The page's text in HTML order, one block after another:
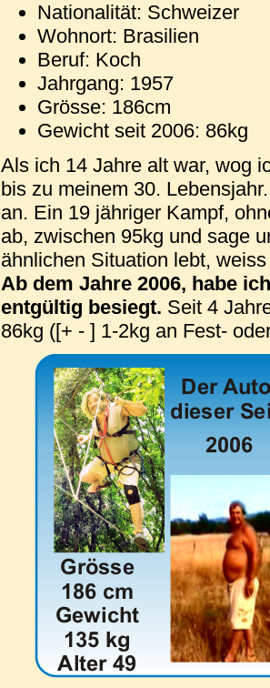
Nationalität: Schweizer
Wohnort: Brasilien
Beruf: Koch
Jahrgang: 1957
Grösse: 186cm
Gewicht seit 2006: 86kg
Als ich 14 Jahre alt war, wog
bis zu meinem 30.
an. Ein 19 jähriger Kampf,
ab, zwischen 95kg und sage
ähnlichen Situation lebt,
Ab dem Jahre 2006, habe
entgültig besiegt. Seit 4
86kg ([+ - ] 1-2kg an Fest-